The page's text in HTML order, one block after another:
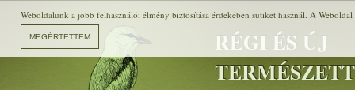
RÉGI ÉS ÚJ
Weboldalunk a jobb felhasználói élmény biztosítása érdekében sütiket használ. A